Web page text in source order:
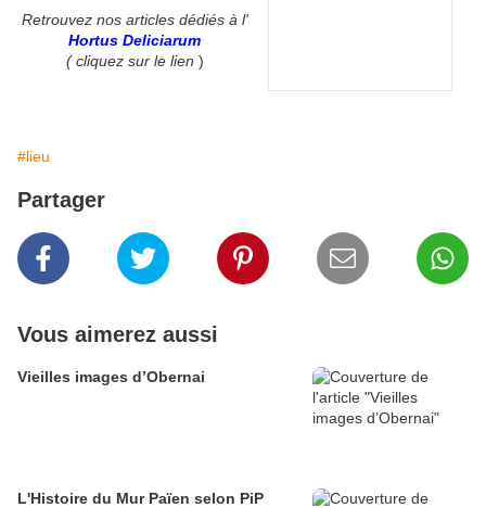
Retrouvez nos articles dédiés à l'
Hortus Deliciarum
( cliquez sur le lien )
#lieu
Partager
Vous aimerez aussi
Vieilles images d’Obernai
L'Histoire du Mur Païen selon PiP